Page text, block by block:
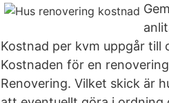
Kostnad per kvm uppgår till
Kostnaden för en
Renovering. Vilket skick är